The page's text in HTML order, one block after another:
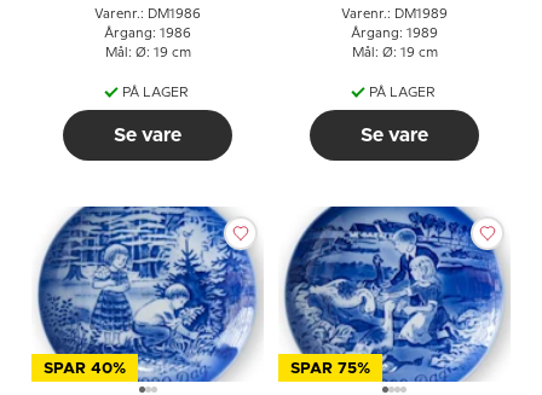
Varenr.: DM1986
Årgang: 1986
Mål: Ø: 19 cm
PÅ LAGER
Se vare
Varenr.: DM1989
Årgang: 1989
Mål: Ø: 19 cm
PÅ LAGER
Se vare
SPAR 40% SPAR 75%